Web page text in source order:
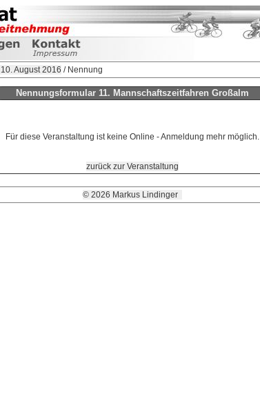
August 2016 / Nennung
Nennungsformular 11. Mannschaftszeitfahren Großalm
Für diese Veranstaltung ist keine Online - Anmeldung mehr möglich.
zurück zur Veranstaltung
© 2026 Markus Lindinger